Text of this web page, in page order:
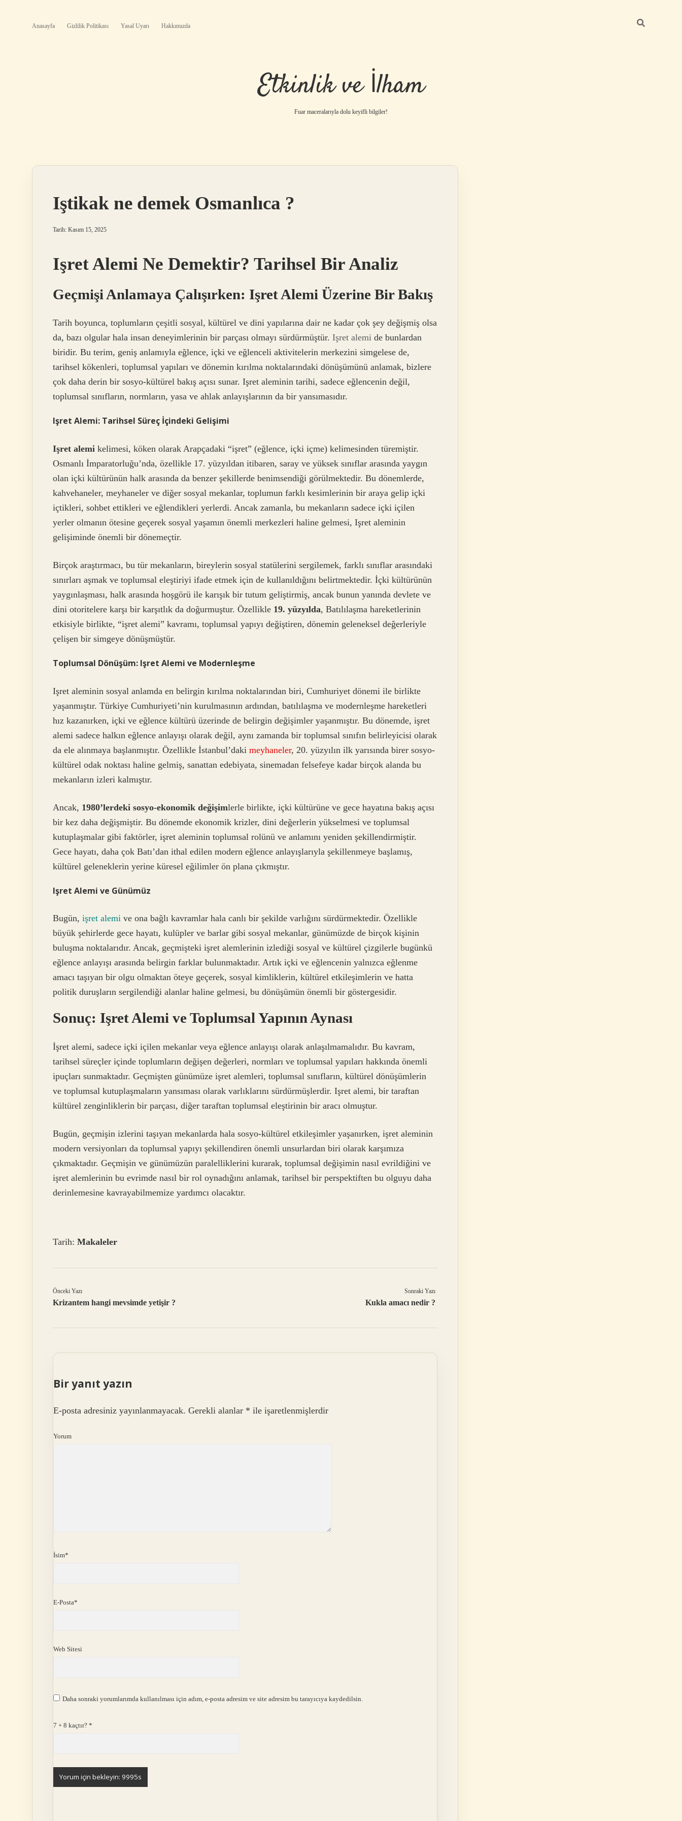
Anasayfa Gizlilik Politikası Yasal Uyarı Hakkımızda
Etkinlik ve İlham
Fuar maceralarıyla dolu keyifli bilgiler!
Iştikak ne demek Osmanlıca ?
Tarih: Kasım 15, 2025
Işret Alemi Ne Demektir? Tarihsel Bir Analiz
Geçmişi Anlamaya Çalışırken: Işret Alemi Üzerine Bir Bakış
Tarih boyunca, toplumların çeşitli sosyal, kültürel ve dini yapılarına dair ne kadar çok şey değişmiş olsa
da, bazı olgular hala insan deneyimlerinin bir parçası olmayı sürdürmüştür. Işret alemi de bunlardan
biridir. Bu terim, geniş anlamıyla eğlence, içki ve eğlenceli aktivitelerin merkezini simgelese de,
tarihsel kökenleri, toplumsal yapıları ve dönemin kırılma noktalarındaki dönüşümünü anlamak, bizlere
çok daha derin bir sosyo-kültürel bakış açısı sunar. Işret aleminin tarihi, sadece eğlencenin değil,
toplumsal sınıfların, normların, yasa ve ahlak anlayışlarının da bir yansımasıdır.
Işret Alemi: Tarihsel Süreç İçindeki Gelişimi
Işret alemi kelimesi, köken olarak Arapçadaki “işret” (eğlence, içki içme) kelimesinden türemiştir.
Osmanlı İmparatorluğu’nda, özellikle 17. yüzyıldan itibaren, saray ve yüksek sınıflar arasında yaygın
olan içki kültürünün halk arasında da benzer şekillerde benimsendiği görülmektedir. Bu dönemlerde,
kahvehaneler, meyhaneler ve diğer sosyal mekanlar, toplumun farklı kesimlerinin bir araya gelip içki
içtikleri, sohbet ettikleri ve eğlendikleri yerlerdi. Ancak zamanla, bu mekanların sadece içki içilen
yerler olmanın ötesine geçerek sosyal yaşamın önemli merkezleri haline gelmesi, Işret aleminin
gelişiminde önemli bir dönemeçtir.
Birçok araştırmacı, bu tür mekanların, bireylerin sosyal statülerini sergilemek, farklı sınıflar arasındaki
sınırları aşmak ve toplumsal eleştiriyi ifade etmek için de kullanıldığını belirtmektedir. İçki kültürünün
yaygınlaşması, halk arasında hoşgörü ile karışık bir tutum geliştirmiş, ancak bunun yanında devlete ve
dini otoritelere karşı bir karşıtlık da doğurmuştur. Özellikle 19. yüzyılda, Batılılaşma hareketlerinin
etkisiyle birlikte, “işret alemi” kavramı, toplumsal yapıyı değiştiren, dönemin geleneksel değerleriyle
çelişen bir simgeye dönüşmüştür.
Toplumsal Dönüşüm: Işret Alemi ve Modernleşme
Işret aleminin sosyal anlamda en belirgin kırılma noktalarından biri, Cumhuriyet dönemi ile birlikte
yaşanmıştır. Türkiye Cumhuriyeti’nin kurulmasının ardından, batılılaşma ve modernleşme hareketleri
hız kazanırken, içki ve eğlence kültürü üzerinde de belirgin değişimler yaşanmıştır. Bu dönemde, işret
alemi sadece halkın eğlence anlayışı olarak değil, aynı zamanda bir toplumsal sınıfın belirleyicisi olarak
da ele alınmaya başlanmıştır. Özellikle İstanbul’daki meyhaneler, 20. yüzyılın ilk yarısında birer sosyo-
kültürel odak noktası haline gelmiş, sanattan edebiyata, sinemadan felsefeye kadar birçok alanda bu
mekanların izleri kalmıştır.
Ancak, 1980’lerdeki sosyo-ekonomik değişimlerle birlikte, içki kültürüne ve gece hayatına bakış açısı
bir kez daha değişmiştir. Bu dönemde ekonomik krizler, dini değerlerin yükselmesi ve toplumsal
kutuplaşmalar gibi faktörler, işret aleminin toplumsal rolünü ve anlamını yeniden şekillendirmiştir.
Gece hayatı, daha çok Batı’dan ithal edilen modern eğlence anlayışlarıyla şekillenmeye başlamış,
kültürel geleneklerin yerine küresel eğilimler ön plana çıkmıştır.
Işret Alemi ve Günümüz
Bugün, işret alemi ve ona bağlı kavramlar hala canlı bir şekilde varlığını sürdürmektedir. Özellikle
büyük şehirlerde gece hayatı, kulüpler ve barlar gibi sosyal mekanlar, günümüzde de birçok kişinin
buluşma noktalarıdır. Ancak, geçmişteki işret alemlerinin izlediği sosyal ve kültürel çizgilerle bugünkü
eğlence anlayışı arasında belirgin farklar bulunmaktadır. Artık içki ve eğlencenin yalnızca eğlenme
amacı taşıyan bir olgu olmaktan öteye geçerek, sosyal kimliklerin, kültürel etkileşimlerin ve hatta
politik duruşların sergilendiği alanlar haline gelmesi, bu dönüşümün önemli bir göstergesidir.
Sonuç: Işret Alemi ve Toplumsal Yapının Aynası
İşret alemi, sadece içki içilen mekanlar veya eğlence anlayışı olarak anlaşılmamalıdır. Bu kavram,
tarihsel süreçler içinde toplumların değişen değerleri, normları ve toplumsal yapıları hakkında önemli
ipuçları sunmaktadır. Geçmişten günümüze işret alemleri, toplumsal sınıfların, kültürel dönüşümlerin
ve toplumsal kutuplaşmaların yansıması olarak varlıklarını sürdürmüşlerdir. Işret alemi, bir taraftan
kültürel zenginliklerin bir parçası, diğer taraftan toplumsal eleştirinin bir aracı olmuştur.
Bugün, geçmişin izlerini taşıyan mekanlarda hala sosyo-kültürel etkileşimler yaşanırken, işret aleminin
modern versiyonları da toplumsal yapıyı şekillendiren önemli unsurlardan biri olarak karşımıza
çıkmaktadır. Geçmişin ve günümüzün paralelliklerini kurarak, toplumsal değişimin nasıl evrildiğini ve
işret alemlerinin bu evrimde nasıl bir rol oynadığını anlamak, tarihsel bir perspektiften bu olguyu daha
derinlemesine kavrayabilmemize yardımcı olacaktır.
Tarih: Makaleler
Önceki Yazı
Krizantem hangi mevsimde yetişir ?
Sonraki Yazı
Kukla amacı nedir ?
Bir yanıt yazın
E-posta adresiniz yayınlanmayacak. Gerekli alanlar * ile işaretlenmişlerdir
Yorum
İsim*
E-Posta*
Web Sitesi
Daha sonraki yorumlarımda kullanılması için adım, e-posta adresim ve site adresim bu tarayıcıya kaydedilsin.
7 + 8 kaçtır? *